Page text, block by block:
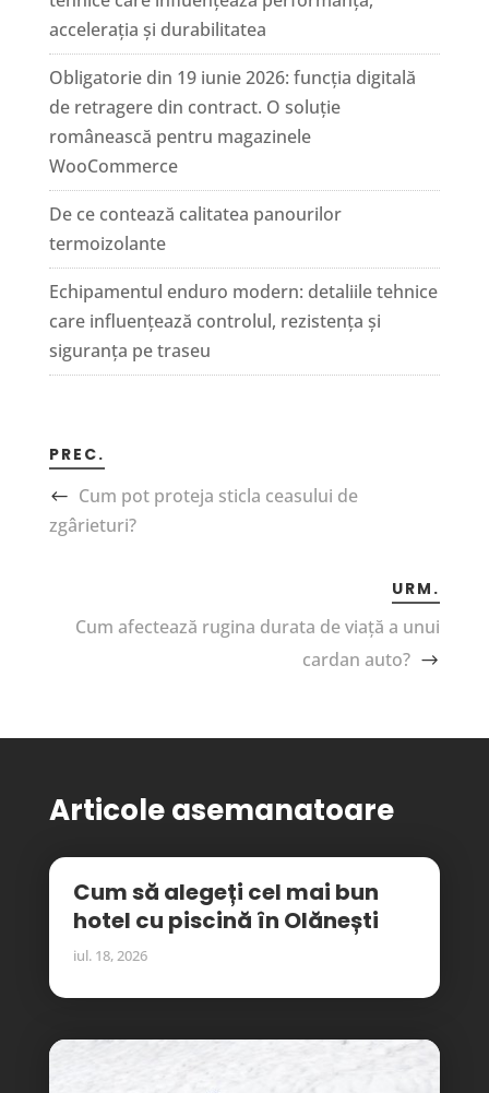
accelerația și durabilitatea
Obligatorie din 19 iunie 2026: funcția digitală
de retragere din contract. O soluție
românească pentru magazinele
WooCommerce
De ce contează calitatea panourilor
termoizolante
Echipamentul enduro modern: detaliile tehnice
care influențează controlul, rezistența și
siguranța pe traseu
PREC.
Cum pot proteja sticla ceasului de
zgârieturi?
URM.
Cum afectează rugina durata de viață a unui
cardan auto?
Articole asemanatoare
Cum să alegeți cel mai bun
hotel cu piscină în Olănești
iul. 18, 2026